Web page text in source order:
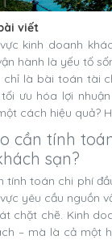
viết
kinh doanh
hành là yếu tố
là bài toán tài
ưu hóa lợi
cách hiệu quả?
cần tính
sạn?
tính toán chi phí
yêu cầu nguồn
chặt chẽ. Kinh
– mà là cả một